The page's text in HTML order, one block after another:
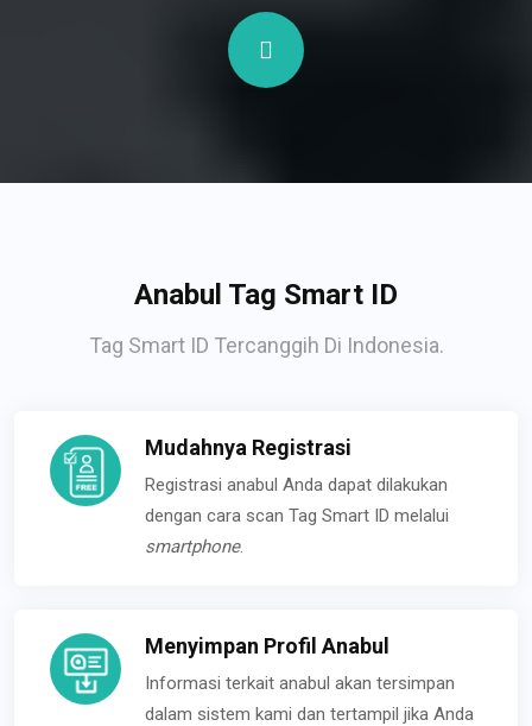
Anabul Tag Smart ID
Tag Smart ID Tercanggih Di Indonesia.
Mudahnya Registrasi
Registrasi anabul Anda dapat dilakukan
dengan cara scan Tag Smart ID melalui
smartphone.
Menyimpan Profil Anabul
Informasi terkait anabul akan tersimpan
dalam sistem kami dan tertampil jika Anda